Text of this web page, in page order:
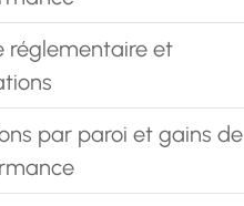
réglementaire et
par paroi et gains de